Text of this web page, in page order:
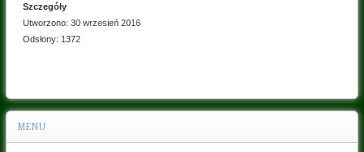
Historia
koła
koła
Uchwały
Szczegóły
Utworzono: 30 wrzesień 2016
Odsłony: 1372
MENU